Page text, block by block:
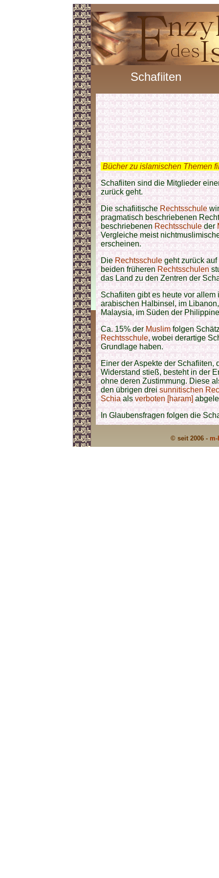
Schafiiten
Bücher zu islamischen Themen
Schafiiten sind die Mitglieder
zurück geht.
Die schafiitischeRechtsschule
pragmatisch beschriebenen
beschriebenenRechtsschuleder
Vergleiche meist
erscheinen.
DieRechtsschulegeht zurück auf
beiden früherenRechtsschulen
das Land zu den Zentren der
Schafiiten gibt es heute vor
arabischen Halbinsel, im
Malaysia, im Süden der
Ca. 15% derMuslimfolgen
Rechtsschule, wobei derartige
Grundlage haben.
Einer der Aspekte der Schafiiten,
Widerstand stieß, besteht in der
ohne deren Zustimmung. Diese
den übrigen dreisunnitischen
Schiaalsverboten [haram]
In Glaubensfragen folgen die
© seit 2006 -